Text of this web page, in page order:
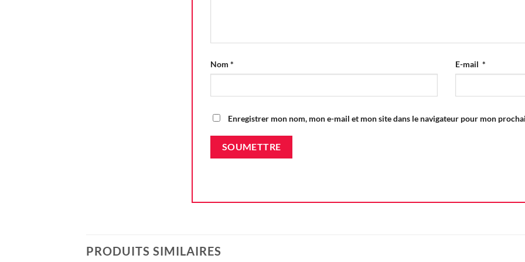
Nom * E-mail *
Enregistrer mon nom, mon e-mail et mon site dans le navigateur pour mon
PRODUITS SIMILAIRES